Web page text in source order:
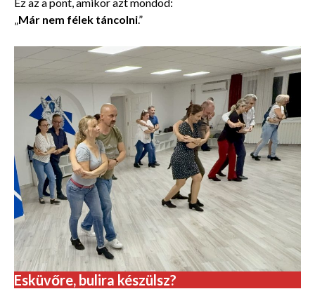
„Már nem félek táncolni.”
Esküvőre, bulira készülsz?